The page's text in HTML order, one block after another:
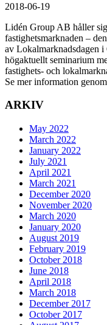
2018-06-19
Lidén Group AB håller
fastighetsmarknaden –
av Lokalmarknadsdagen
högaktuellt seminarium
fastighets- och
Se mer information
ARKIV
May 2022
March 2022
January 2022
July 2021
April 2021
March 2021
December 2020
November 2020
March 2020
January 2020
August 2019
February 2019
October 2018
June 2018
April 2018
March 2018
December 2017
October 2017